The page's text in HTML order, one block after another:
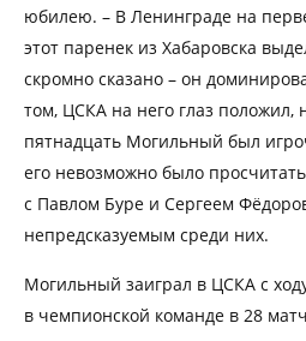
юбилею. – В Ленинграде на
этот паренек из Хабаровска
скромно сказано – он
том, ЦСКА на него глаз положил,
пятнадцать Могильный был
его невозможно было
с Павлом Буре и Сергеем
непредсказуемым среди них.
Могильный заиграл в ЦСКА с
в чемпионской команде в 28